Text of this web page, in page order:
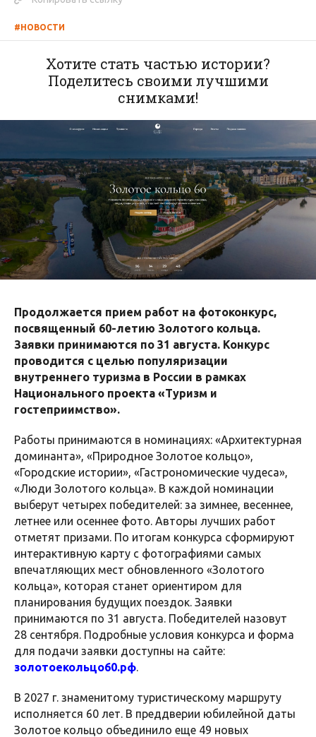
#НОВОСТИ
Хотите стать частью истории?
Поделитесь своими лучшими
снимками!
Продолжается прием работ на фотоконкурс,
посвященный 60-летию Золотого кольца.
Заявки принимаются по 31 августа. Конкурс
проводится с целью популяризации
внутреннего туризма в России в рамках
Национального проекта «Туризм и
гостеприимство».
Работы принимаются в номинациях: «Архитектурная
доминанта», «Природное Золотое кольцо»,
«Городские истории», «Гастрономические чудеса»,
«Люди Золотого кольца». В каждой номинации
выберут четырех победителей: за зимнее, весеннее,
летнее или осеннее фото. Авторы лучших работ
отметят призами. По итогам конкурса сформируют
интерактивную карту с фотографиями самых
впечатляющих мест обновленного «Золотого
кольца», которая станет ориентиром для
планирования будущих поездок. Заявки
принимаются по 31 августа. Победителей назовут
28 сентября. Подробные условия конкурса и форма
для подачи заявки доступны на сайте:
золотоекольцо60.рф.
В 2027 г. знаменитому туристическому маршруту
исполняется 60 лет. В преддверии юбилейной даты
Золотое кольцо объединило еще 49 новых